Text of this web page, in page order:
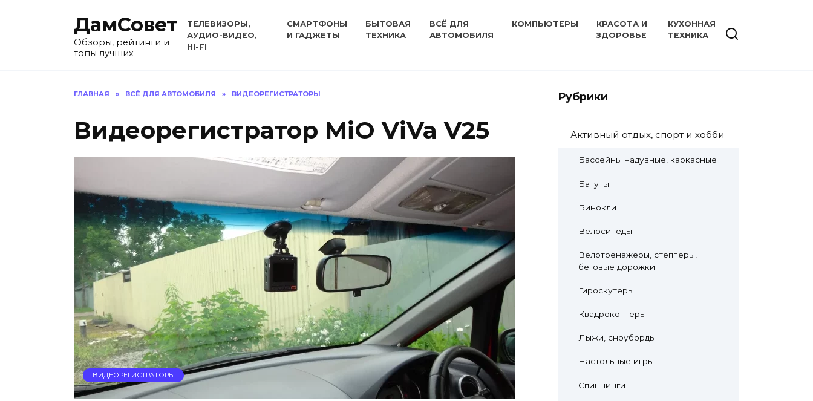
ДамСовет
Обзоры, рейтинги и
топы лучших
ТЕЛЕВИЗОРЫ,
АУДИО-ВИДЕО,
HI-FI
СМАРТФОНЫ
И ГАДЖЕТЫ
БЫТОВАЯ
ТЕХНИКА
ВСЁ ДЛЯ
АВТОМОБИЛЯ
КОМПЬЮТЕРЫ
КРАСОТА И
ЗДОРОВЬЕ
КУХОННАЯ
ТЕХНИКА
ГЛАВНАЯ » ВСЁ ДЛЯ АВТОМОБИЛЯ » ВИДЕОРЕГИСТРАТОРЫ
Видеорегистратор MiO ViVa V25
ВИДЕОРЕГИСТРАТОРЫ
Рубрики
Активный отдых, спорт и хобби
Бассейны надувные, каркасные
Батуты
Бинокли
Велосипеды
Велотренажеры, степперы,
беговые дорожки
Гироскутеры
Квадрокоптеры
Лыжи, сноуборды
Настольные игры
Спиннинги